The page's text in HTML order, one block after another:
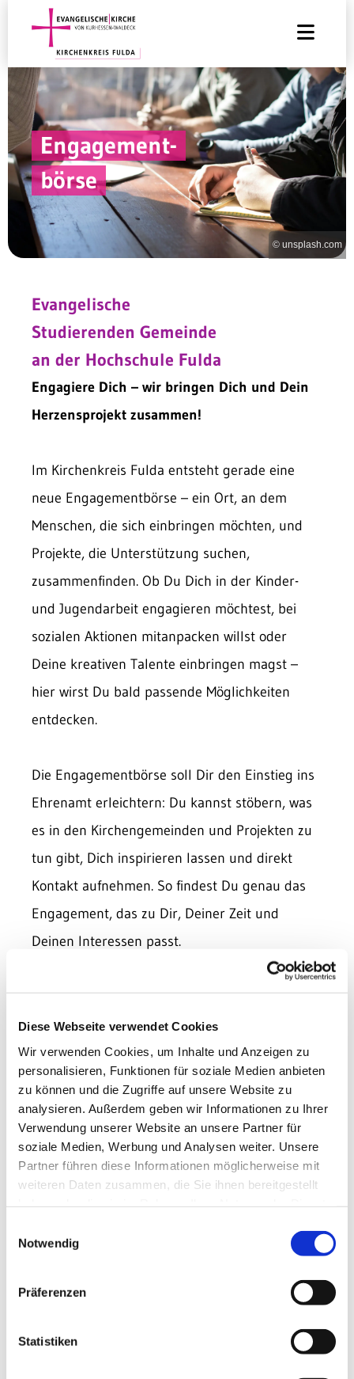
Diese Webseite verwendet Cookies
Wir verwenden Cookies, um Inhalte und Anzeigen zu
personalisieren, Funktionen für soziale Medien anbieten
zu können und die Zugriffe auf unsere Website zu
analysieren. Außerdem geben wir Informationen zu Ihrer
Verwendung unserer Website an unsere Partner für
soziale Medien, Werbung und Analysen weiter. Unsere
Partner führen diese Informationen möglicherweise mit
weiteren Daten zusammen, die Sie ihnen bereitgestellt
Notwendig
Präferenzen
Statistiken
Engagement-
börse
© unsplash.com
Evangelische
Studierenden Gemeinde
an der Hochschule Fulda
Engagiere Dich – wir bringen Dich und Dein
Herzensprojekt zusammen!
Im Kirchenkreis Fulda entsteht gerade eine
neue Engagementbörse – ein Ort, an dem
Menschen, die sich einbringen möchten, und
Projekte, die Unterstützung suchen,
zusammenfinden. Ob Du Dich in der Kinder-
und Jugendarbeit engagieren möchtest, bei
sozialen Aktionen mitanpacken willst oder
Deine kreativen Talente einbringen magst –
hier wirst Du bald passende Möglichkeiten
entdecken.
Die Engagementbörse soll Dir den Einstieg ins
Ehrenamt erleichtern: Du kannst stöbern, was
es in den Kirchengemeinden und Projekten zu
tun gibt, Dich inspirieren lassen und direkt
Kontakt aufnehmen. So findest Du genau das
Engagement, das zu Dir, Deiner Zeit und
Deinen Interessen passt.
Ich, Simone Möhring, begleite den Aufbau der
Engagementbörse und freue mich darauf, sie
gemeinsam mit Dir mit Leben zu füllen. Bald
findest Du hier erste Angebote – und vielleicht
auch Deinen Platz im bunten Miteinander des
Kirchenkreises Fulda.Bleib neugierig – es lohnt
sich vorbeizuschauen
Wartburgstraße 1